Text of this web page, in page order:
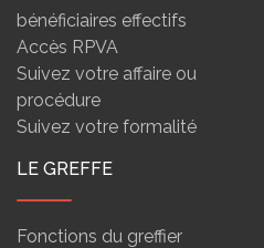
bénéficiaires effectifs
Accès RPVA
Suivez votre affaire ou
procédure
Suivez votre formalité
LE GREFFE
Fonctions du greffier